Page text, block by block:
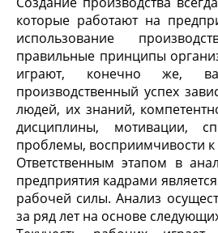
которые работают на
использование
правильные принципы
играют, конечно же,
производственный успех
людей, их знаний,
дисциплины, мотивации,
проблемы, восприимчивости
Ответственным этапом в
предприятия кадрами
рабочей силы. Анализ
за ряд лет на основе